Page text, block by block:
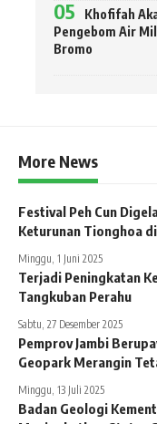
Khofifah
Pengebom Air
Bromo
More News
Festival Peh Cun
Keturunan Tionghoa
Minggu, 1 Juni 2025
Terjadi Peningkatan
Tangkuban Perahu
Sabtu, 27 Desember 2025
Pemprov Jambi
Geopark Merangin
Minggu, 13 Juli 2025
Badan Geologi